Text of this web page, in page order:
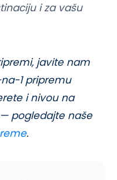
i za vašu
javite nam
1 pripremu
i nivou na
pogledajte naše
.